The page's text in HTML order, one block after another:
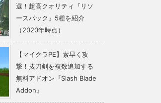
選！超高クオリティ『リソ
ースパック』5種を紹介
（2020年時点）
【マイクラPE】素早く攻
撃！抜刀剣を複数追加する
無料アドオン『Slash Blade
Addon』